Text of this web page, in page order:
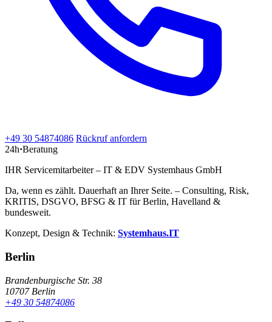
+49 30 54874086 Rückruf anfordern
24h·Beratung
IHR Servicemitarbeiter – IT & EDV Systemhaus GmbH
Da, wenn es zählt. Dauerhaft an Ihrer Seite. – Consulting, Risk,
KRITIS, DSGVO, BFSG & IT für Berlin, Havelland &
bundesweit.
Konzept, Design & Technik: Systemhaus.IT
Berlin
Brandenburgische Str. 38
10707 Berlin
+49 30 54874086